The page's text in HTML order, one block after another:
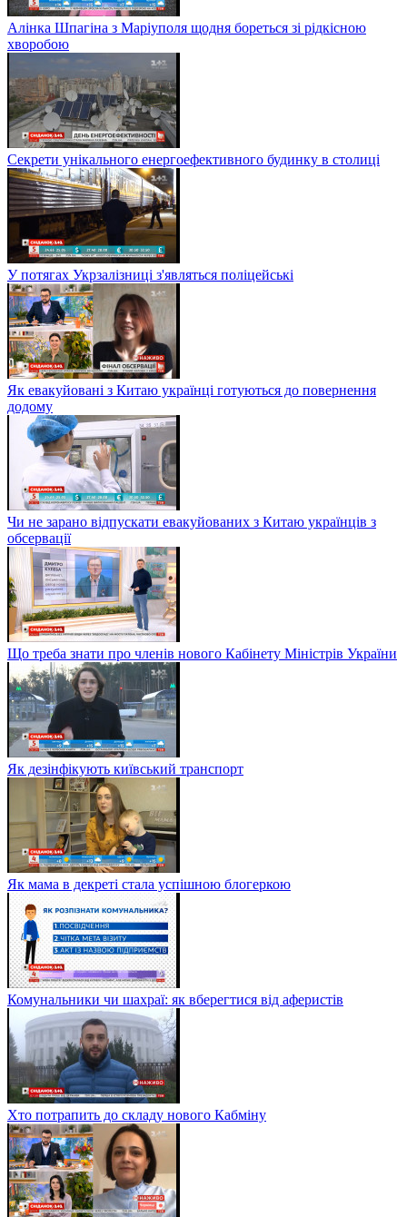
Алінка Шпагіна з Маріуполя щодня бореться зі рідкісною
хворобою
Секрети унікального енергоефективного будинку в столиці
У потягах Укрзалізниці з'являться поліцейські
Як евакуйовані з Китаю українці готуються до повернення
додому
Чи не зарано відпускати евакуйованих з Китаю українців з
обсервації
Що треба знати про членів нового Кабінету Міністрів України
Як дезінфікують київський транспорт
Як мама в декреті стала успішною блогеркою
Комунальники чи шахраї: як вберегтися від аферистів
Хто потрапить до складу нового Кабміну